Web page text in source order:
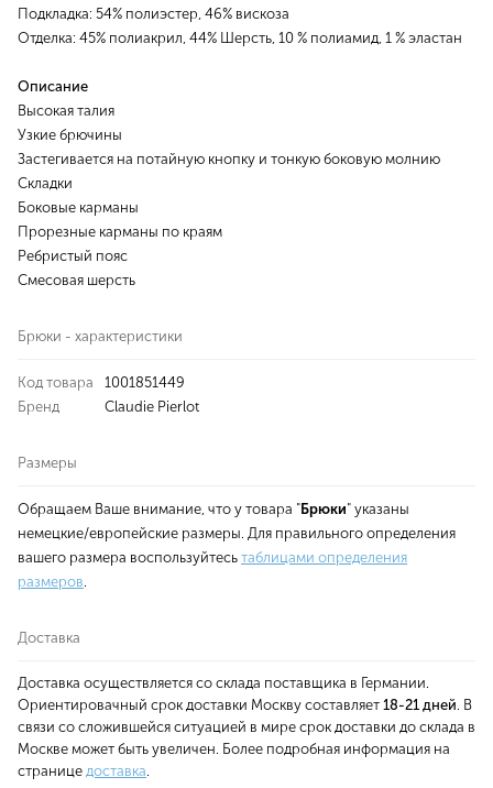
Подкладка: 54% полиэстер, 46% вискоза
Отделка: 45% полиакрил, 44% Шерсть, 10 % полиамид, 1 % эластан
Описание
Высокая талия
Узкие брючины
Застегивается на потайную кнопку и тонкую боковую молнию
Складки
Боковые карманы
Прорезные карманы по краям
Ребристый пояс
Смесовая шерсть
Брюки - характеристики
Код товара
1001851449
Бренд
Claudie Pierlot
Размеры
Обращаем Ваше внимание, что у товара "Брюки" указаны
немецкие/европейские размеры. Для правильного определения
вашего размера воспользуйтесь таблицами определения
размеров.
Доставка
Доставка осуществляется со склада поставщика в Германии.
Ориентировачный срок доставки Москву составляет 18-21 дней. В
связи со сложившейся ситуацией в мире срок доставки до склада в
Москве может быть увеличен. Более подробная информация на
странице доставка.